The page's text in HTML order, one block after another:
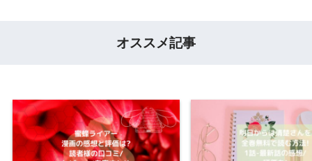
オススメ記事